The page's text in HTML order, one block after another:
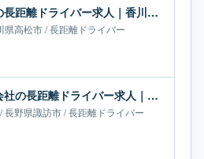
下笠居運輸株式会社の長距離ドライバー求人｜香川県高松市｜月給50万-55万円
県高松市/長距離ドライバー
東京ピアノ運送株式会社の長距離ドライバー求人｜長野県諏訪市｜月給24万円
/長野県諏訪市/長距離ドライバー